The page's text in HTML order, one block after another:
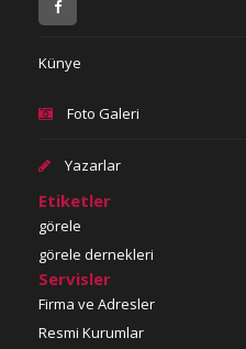
Künye
Foto Galeri
Yazarlar
Etiketler
görele
görele dernekleri
Servisler
Firma ve Adresler
Resmi Kurumlar